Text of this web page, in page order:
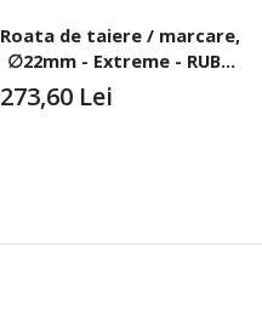
Roata de taiere / marcare,
∅22mm - Extreme - RUBI-
1907
273,60 Lei